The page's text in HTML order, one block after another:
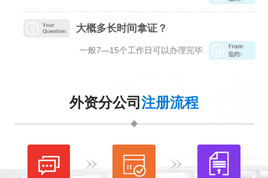
大概多长时间拿证？
一般7—15个工作日可以办理完毕
外资分公司注册流程